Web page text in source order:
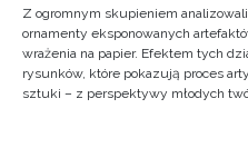
Z ogromnym skupieniem
ornamenty eksponowanych
wrażenia na papier. Efektem tych
rysunków, które pokazują proces
sztuki – z perspektywy młodych